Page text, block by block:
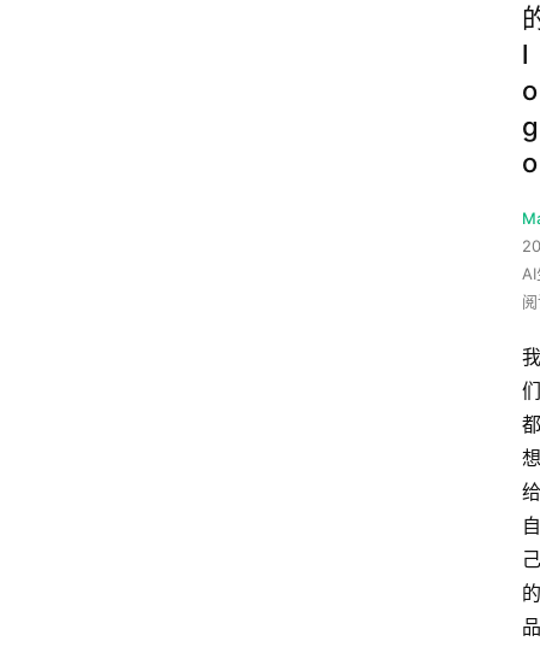
l
o
g
o
我
们
都
想
给
自
己
的
品